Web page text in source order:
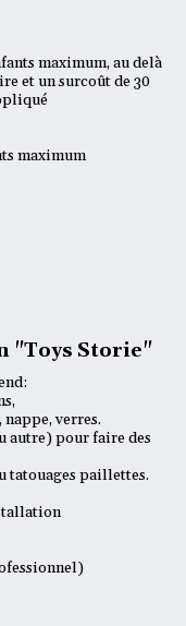
maximum, au delà
et un surcoût de 30
maximum
"Toys Storie"
verres.
autre) pour faire des
tatouages paillettes.